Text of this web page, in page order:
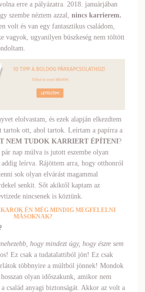
erre a pályázatra. 2018. januárjában
szembe néztem azzal, nincs karrierem.
volt és van egy fantasztikus családom,
vagyok, ugyanilyen büszkeség nem töltött
elolvastam, és ezek alapján elkezdtem
ott, ahol tartok. Leírtam a papírra a
NEM TUDOK KARRIERT ÉPÍTENI?
nap múlva is jutott eszembe olyan
leírva. Rájöttem arra, hogy otthonról
sok olyan elvárást magammal
senkit. Sőt akiktől kaptam az
nincsenek is köztünk.
ÉN MÉG MINDIG MEGFELELNI
MÁSOKNAK?
hogy mindezt úgy, hogy észre sem
Ez csak a tudatalattiból jön! Ez csak
többnyire a múltból jönnek! Mondok
olyan időszakunk, amikor nem
család anyagi biztonságát. Akkor az volt a